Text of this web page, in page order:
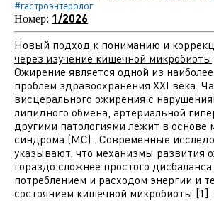
#гастроэнтеролог
Номер: 1/2026
Новый подход к пониманию и
через изучение кишечной микробиоты
Ожирение является одной из
проблем здравоохранения XXI века.
висцерального ожирения с
липидного обмена, артериальной
другими патологиями лежит в основе
синдрома (МС) . Современные
указывают, что механизмы развития
гораздо сложнее простого
потреблением и расходом энергии и
состоянием кишечной микробиоты [1].